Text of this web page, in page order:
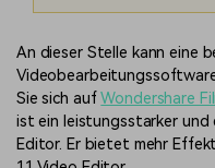
An dieser Stelle kann eine
Sie sich aufWondershare
ist ein leistungsstarker und
Editor. Er bietet mehr